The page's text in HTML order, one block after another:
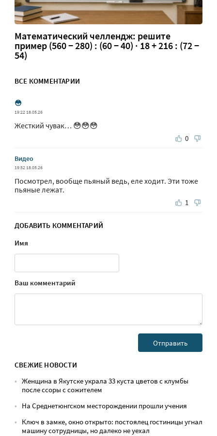
Математический челлендж: решите
пример (560 − 280) : (60 − 40) · 18 + 216 : (72 −
54)
ВСЕ КОММЕНТАРИИ
😳
19:22 18.05.26
Жесткий чувак… 😳😳😳
0
Видео
19:52 18.05.26
Посмотрел, вообще пьяный ведь, еле ходит. Эти тоже
пьяные лежат.
1
ДОБАВИТЬ КОММЕНТАРИЙ
Имя
Ваш комментарий
СВЕЖИЕ НОВОСТИ
Женщина в Якутске украла 33 куста цветов с клумбы
после ссоры с сожителем
На Среднетюнгском месторождении прошли учения
Ключ в замке, окно открыто: постоялец гостиницы угнал
машину сотрудницы, но далеко не уехал